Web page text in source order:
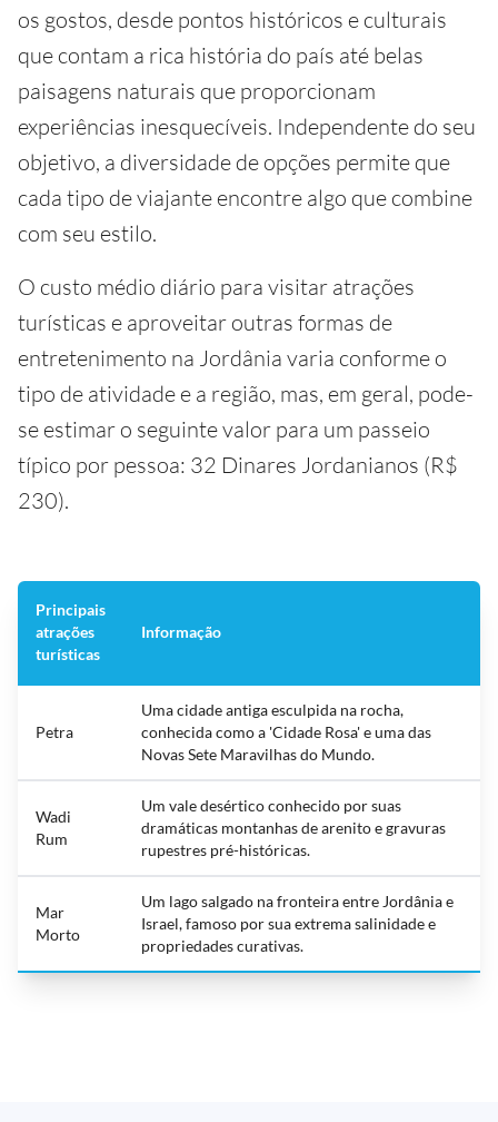
os gostos, desde pontos históricos e culturais
que contam a rica história do país até belas
paisagens naturais que proporcionam
experiências inesquecíveis. Independente do seu
objetivo, a diversidade de opções permite que
cada tipo de viajante encontre algo que combine
com seu estilo.
O custo médio diário para visitar atrações
turísticas e aproveitar outras formas de
entretenimento na Jordânia varia conforme o
tipo de atividade e a região, mas, em geral, pode-
se estimar o seguinte valor para um passeio
típico por pessoa: 32 Dinares Jordanianos (R$
230).
Principais
atrações
turísticas
Informação
Petra
Uma cidade antiga esculpida na rocha,
conhecida como a 'Cidade Rosa' e uma das
Novas Sete Maravilhas do Mundo.
Wadi
Rum
Um vale desértico conhecido por suas
dramáticas montanhas de arenito e gravuras
rupestres pré-históricas.
Mar
Morto
Um lago salgado na fronteira entre Jordânia e
Israel, famoso por sua extrema salinidade e
propriedades curativas.